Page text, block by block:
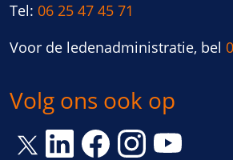
Tel: 06 25 47 45 71
Voor de ledenadministratie, bel
Volg ons ook op
Link opent een nieuw venster
Link opent een nieuw
Link opent een
Link opent
Link